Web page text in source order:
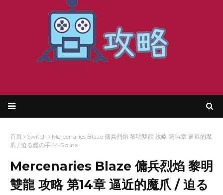
首頁 Switch
Mercenaries Blaze 傭兵烈焰 黎明雙龍 攻略 第14章 逼近的魔
爪 / 迫る魔の手 M-Route
Mercenaries Blaze 傭兵烈焰 黎明
雙龍 攻略 第14章 逼近的魔爪 / 迫る